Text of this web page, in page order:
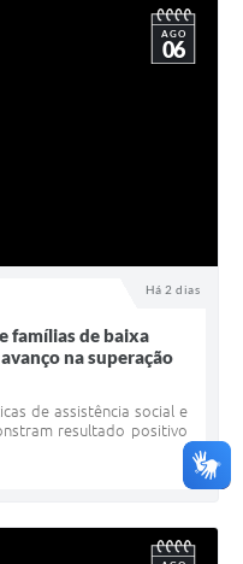
Há 2 dias
AGO
06
famílias de baixa
na superação
de assistência social e
resultado positivo